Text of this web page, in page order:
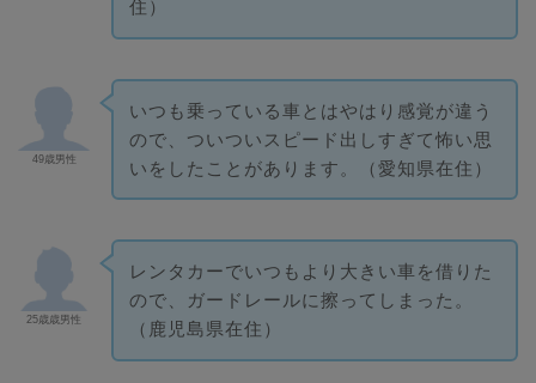
住）
49歳男性
いつも乗っている車とはやはり感覚が違う
ので、ついついスピード出しすぎて怖い思
いをしたことがあります。（愛知県在住）
25歳歳男性
レンタカーでいつもより大きい車を借りた
ので、ガードレールに擦ってしまった。
（鹿児島県在住）